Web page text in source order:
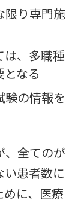
限り専門施
は、多職種
なる
験の情報を
、全てのが
い患者数に
に、医療